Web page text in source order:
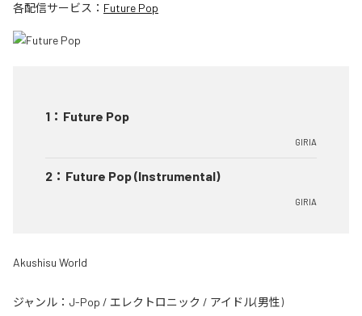
各配信サービス： Future Pop
1 ： Future Pop
GIRIA
2 ： Future Pop (Instrumental)
GIRIA
Akushisu World
ジャンル： J-Pop / エレクトロニック / アイドル(男性)